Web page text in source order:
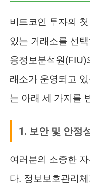
비트코인 투자의
있는 거래소를 선
융정보분석원(FIU)
래소가 운영되고
는 아래 세 가지를
1. 보안 및 안정
여러분의 소중한
다. 정보보호관리